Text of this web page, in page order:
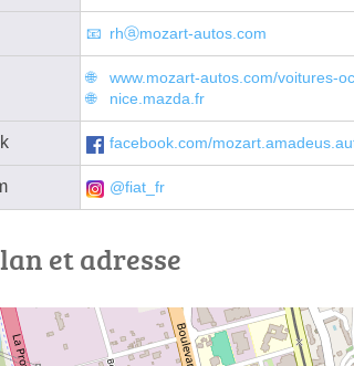
rhⓐmozart-autos.com
www.mozart-autos.com/voitures-
nice.mazda.fr
facebook.com/
@fiat_fr
et adresse